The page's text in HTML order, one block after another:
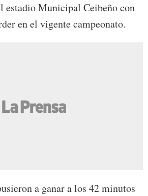
estadio Municipal Ceibeño con
en el vigente campeonato.
a ganar a los 42 minutos